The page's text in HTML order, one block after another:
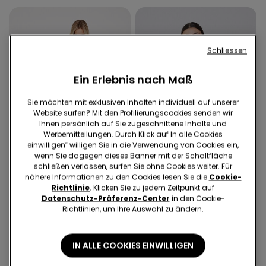
€ 9,00
Niedrigster Preis in den letzten 30
Recyceltes Mikrofaser
3 Farben
Mikrofaser Full Coverage
€ 19,99
Ein Erlebnis nach Maß
Sie möchten mit exklusiven Inhalten individuell auf unserer
Website surfen? Mit den Profilierungscookies senden wir
Ihnen persönlich auf Sie zugeschnittene Inhalte und
Werbemitteilungen. Durch Klick auf In alle Cookies
einwilligen‟ willigen Sie in die Verwendung von Cookies ein,
wenn Sie dagegen dieses Banner mit der Schaltfläche
schließen verlassen, surfen Sie ohne Cookies weiter. Für
nähere Informationen zu den Cookies lesen Sie die Cookie-
Richtlinie. Klicken Sie zu jedem Zeitpunkt auf
Datenschutz-Präferenz-Center in den Cookie-
Richtlinien, um Ihre Auswahl zu ändern.
IN ALLE COOKIES EINWILLIGEN
Schliessen